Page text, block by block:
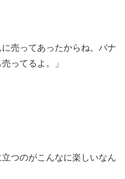
に売ってあったからね。バナ
ってるよ。」
つのがこんなに楽しいなん